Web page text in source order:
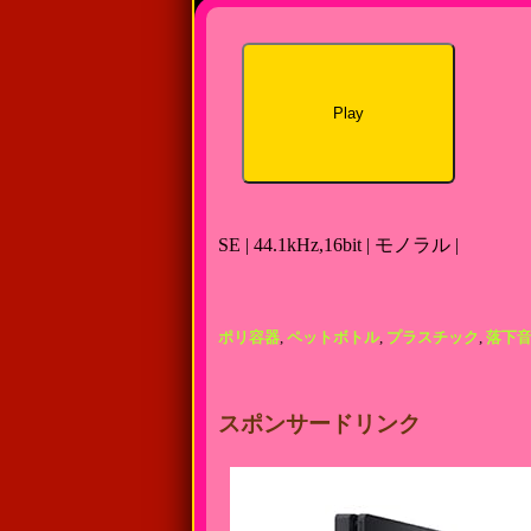
Play
SE | 44.1kHz,16bit | モノラル |
ポリ容器, ペットボトル, プラスチック, 落下音
スポンサードリンク